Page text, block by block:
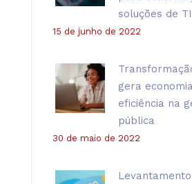
soluções de TI
15 de junho de 2022
gera
eficiência na
pública
30 de maio de 2022